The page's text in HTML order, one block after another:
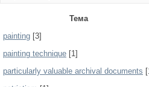
Тема
painting [3]
painting technique [1]
particularly valuable archival documents